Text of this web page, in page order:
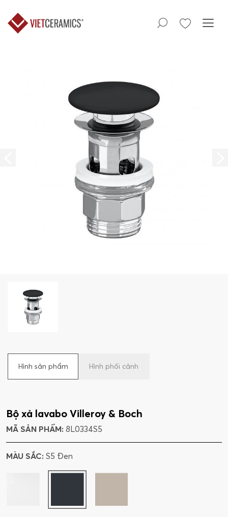
Hình sản phẩm Hình phối cảnh
Bộ xả lavabo Villeroy & Boch
MÃ SẢN PHẨM: 8L0334S5
MÀU SẮC: S5 Đen